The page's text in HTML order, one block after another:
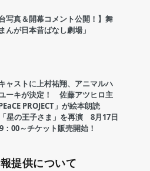
台写真＆開幕コメント公開！】舞
んが日本昔ばなし劇場」
ャストに上村祐翔、アニマルハ
ーキが決定！ 佐藤アツヒロ主
PROJECT」が絵本朗読
星の王子さま」を再演 8月17日
：00～チケット販売開始！
提供について